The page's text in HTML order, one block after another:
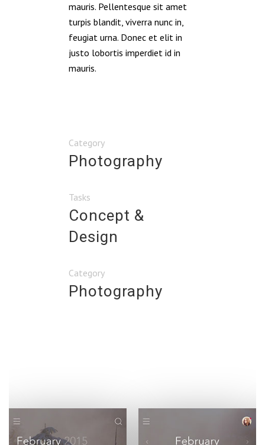
mauris. Pellentesque sit amet
turpis blandit, viverra nunc in,
feugiat urna. Donec et elit in
justo lobortis imperdiet id in
mauris.
Category
Photography
Tasks
Concept &
Design
Category
Photography